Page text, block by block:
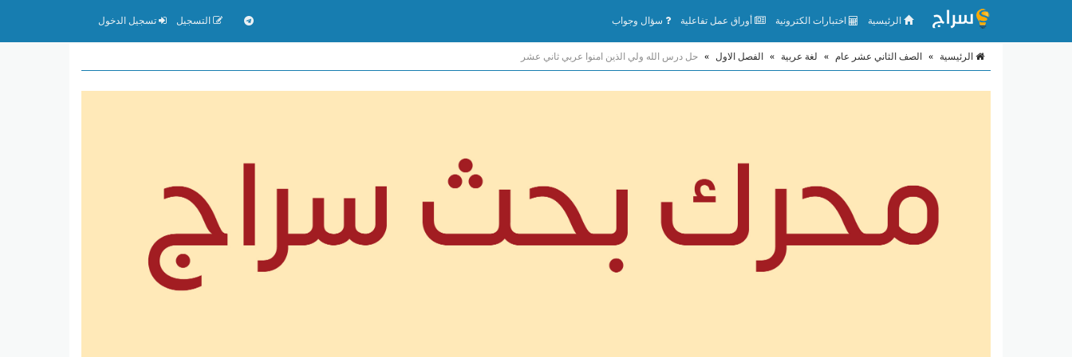
الرئيسية اختبارات الكترونية أوراق عمل تفاعلية سؤال وجواب التسجيل تسجيل الدخول
الرئيسية » الصف الثاني عشر عام » لغة عربية » الفصل الاول » حل درس الله ولي الذين امنوا عربي ثاني عشر